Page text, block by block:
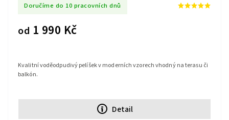
Doručíme do 10 pracovních dnů
od 1 990 Kč
Detail
Kvalitní voděodpudivý pelíšek v moderních vzorech vhodný na terasu či
balkón.